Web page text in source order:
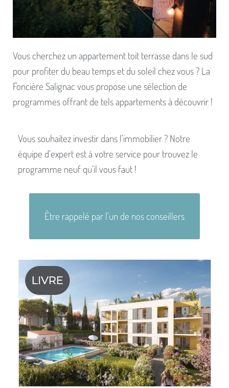
Vous cherchez un appartement toit terrasse dans le sud
pour profiter du beau temps et du soleil chez vous ? La
Foncière Salignac vous propose une sélection de
programmes offrant de tels appartements à découvrir !
Vous souhaitez investir dans l’immobilier ? Notre
équipe d’expert est à votre service pour trouvez le
programme neuf qu’il vous faut !
Être rappelé par l'un de nos conseillers